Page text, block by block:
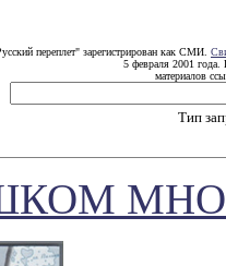
переплет" зарегистрирован как СМИ.
5 февраля 2001 года.
материалов
Тип